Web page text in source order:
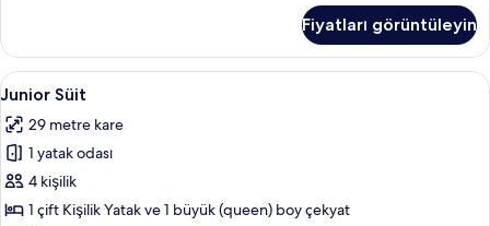
Oda
hakkında
daha
detay
Fiyatları görüntüleyin
Junior
Süit
için
tüm
fotoğrafları
görün
Junior Süit | Odada kasa, masa,
5
Junior Süit
29 metre kare
1 yatak odası
4 kişilik
1 çift Kişilik Yatak ve 1 büyük (queen) boy çekyat